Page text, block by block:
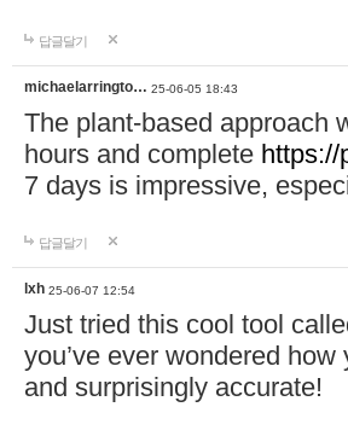
답글달기
michaelarringto… 25-06-05 18:43
The plant-based approach
hours and complete https://
7 days is impressive,
답글달기
lxh 25-06-07 12:54
Just tried this cool tool
you’ve ever wondered
and surprisingly accurate!